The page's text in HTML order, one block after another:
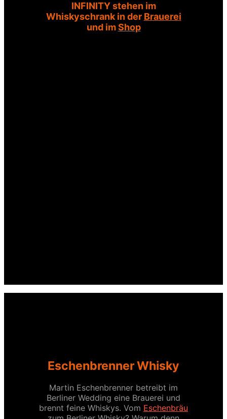
INFINITY stehen im
Whiskyschrank in der Brauerei
und imShop
Eschenbrenner Whisky
Martin Eschenbrenner betreibt im
Berliner Wedding eine Brauerei und
brennt feine Whiskys. Vom Eschenbräu